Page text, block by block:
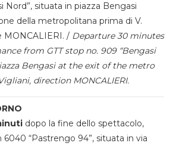
Nord”, situata in piazza Bengasi
della metropolitana prima di V.
MONCALIERI. / Departure 30 minutes
from GTT stop no. 909 “Bengasi
Bengasi at the exit of the metro
direction MONCALIERI.
dopo la fine dello spettacolo,
6040 “Pastrengo 94”, situata in via